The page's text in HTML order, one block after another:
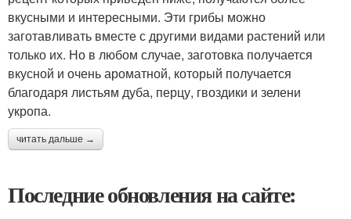
вкусными и интересными. Эти грибы можно
заготавливать вместе с другими видами растений или
только их. Но в любом случае, заготовка получается
вкусной и очень ароматной, который получается
благодаря листьям дуба, перцу, гвоздики и зелени
укропа.
читать дальше →
Последние обновления на сайте: